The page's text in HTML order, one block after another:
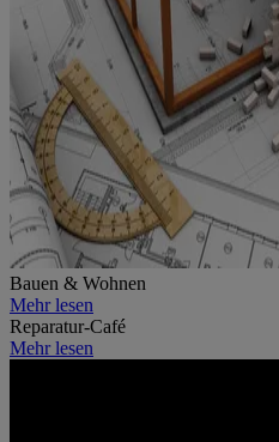
Bauen & Wohnen
Mehr lesen
Reparatur-Café
Mehr lesen